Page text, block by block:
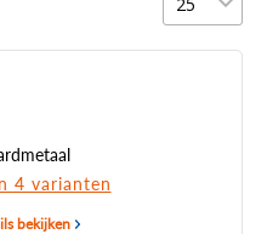
4 varianten
bekijken